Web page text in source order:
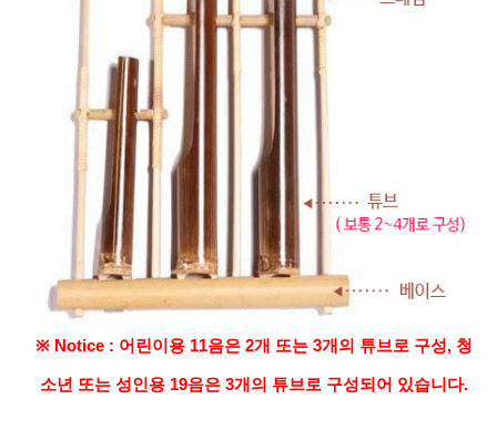
※ Notice : 어린이용 11음은 2개 또는 3개의 튜브로 구성, 청
소년 또는 성인용 19음은 3개의 튜브로 구성되어 있습니다.